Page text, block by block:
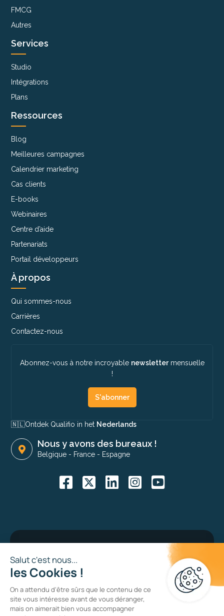
FMCG
Autres
Services
Studio
Intégrations
Plans
Ressources
Blog
Meilleures campagnes
Calendrier marketing
Cas clients
E-books
Webinaires
Centre d’aide
Partenariats
Portail développeurs
À propos
Qui sommes-nous
Carrières
Contactez-nous
Abonnez-vous à notre incroyable newslettermensuelle
!
S'abonner
🇳🇱​Ontdek Qualifio in het Nederlands
Nous y avons des bureaux !
Belgique - France - Espagne